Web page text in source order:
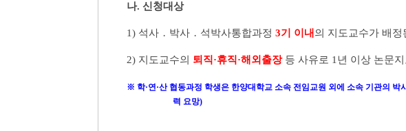
나. 신청대상
1) 석사 ․ 박사 ․ 석박사통합과정 3기 이내 의 지도교수가 배정
2) 지도교수의 퇴직·휴직·해외출장 등 사유로 1 년 이상 논문
※ 학·연·산 협동과정 학생은 한양대학교 소속 전임교원 외에 소속 기관의 박
력 요망)